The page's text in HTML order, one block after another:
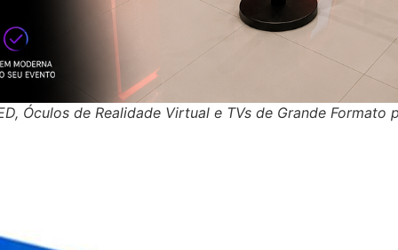
Óculos de Realidade Virtual e TVs de Grande Formato